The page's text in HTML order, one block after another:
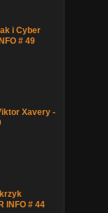
i Cyber
# 49
Xavery -
INFO # 44